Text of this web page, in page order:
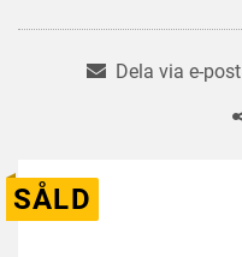
Dela via e-post
SÅLD